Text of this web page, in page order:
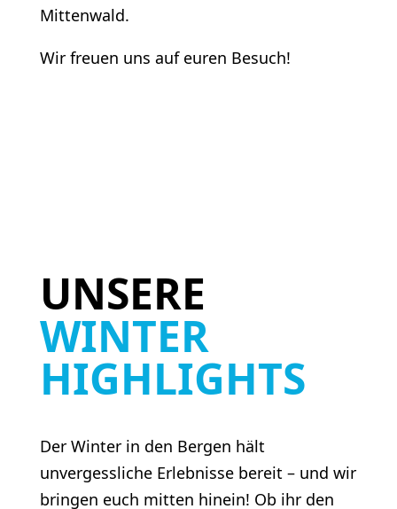
Mittenwald.
Wir freuen uns auf euren Besuch!
UNSERE
WINTER
HIGHLIGHTS
Der Winter in den Bergen hält
unvergessliche Erlebnisse bereit – und wir
bringen euch mitten hinein! Ob ihr den